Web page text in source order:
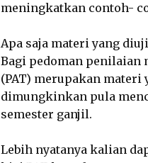
meningkatkan contoh-
Apa saja materi yang
Bagi pedoman penilaian
(PAT) merupakan materi
dimungkinkan pula
semester ganjil.
Lebih nyatanya kalian